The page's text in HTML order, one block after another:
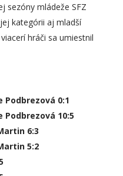
sezóny mládeže SFZ
kategórii aj mladší
hráči sa umiestnil
Podbrezová 0:1
Podbrezová 10:5
6:3
5:2